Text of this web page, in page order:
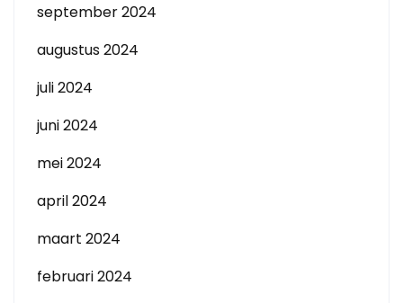
september 2024
augustus 2024
juli 2024
juni 2024
mei 2024
april 2024
maart 2024
februari 2024